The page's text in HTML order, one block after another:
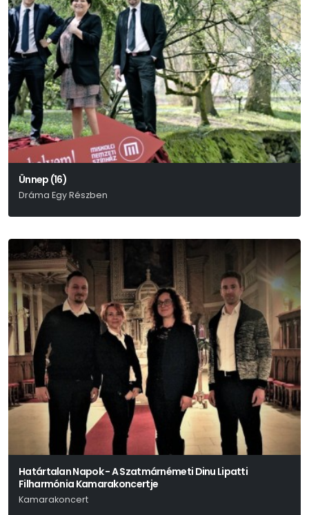
Ünnep (16)
Dráma Egy Részben
Határtalan Napok - A Szatmárnémeti Dinu Lipatti
Filharmónia Kamarakoncertje
Kamarakoncert